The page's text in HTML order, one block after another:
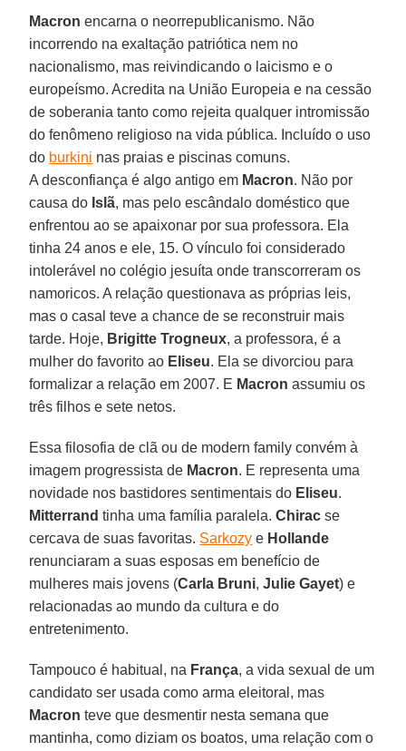
Macron encarna o neorrepublicanismo. Não
incorrendo na exaltação patriótica nem no
nacionalismo, mas reivindicando o laicismo e o
europeísmo. Acredita na União Europeia e na cessão
de soberania tanto como rejeita qualquer intromissão
do fenômeno religioso na vida pública. Incluído o uso
do burkini nas praias e piscinas comuns.
A desconfiança é algo antigo em Macron. Não por
causa do Islã, mas pelo escândalo doméstico que
enfrentou ao se apaixonar por sua professora. Ela
tinha 24 anos e ele, 15. O vínculo foi considerado
intolerável no colégio jesuíta onde transcorreram os
namoricos. A relação questionava as próprias leis,
mas o casal teve a chance de se reconstruir mais
tarde. Hoje, Brigitte Trogneux, a professora, é a
mulher do favorito ao Eliseu. Ela se divorciou para
formalizar a relação em 2007. E Macron assumiu os
três filhos e sete netos.
Essa filosofia de clã ou de modern family convém à
imagem progressista de Macron. E representa uma
novidade nos bastidores sentimentais do Eliseu.
Mitterrand tinha uma família paralela.Chirac se
cercava de suas favoritas. Sarkozy e Hollande
renunciaram a suas esposas em benefício de
mulheres mais jovens (Carla Bruni,Julie Gayet) e
relacionadas ao mundo da cultura e do
entretenimento.
Tampouco é habitual, na França, a vida sexual de um
candidato ser usada como arma eleitoral, mas
Macron teve que desmentir nesta semana que
mantinha, como diziam os boatos, uma relação com o